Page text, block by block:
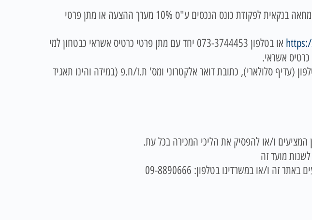
בצירוף המחאה בנקאית לפקודת כונס הנכסים ע"ס 10% מערך ההצעה או מתן פרטי
או בטלפון 073-3744453 יחד עם מתן פרטי כרטיס אשראי כבטחון למי
אשראי.
(עדיף סלולארי), כתובת דואר אלקטרוני ומס' ת.ז/ח.פ (במידה והינו תאגיד
ו/או להפסיק את הליכי המכירה בכל עת.
מועד זה
ו/או במשרדינו בטלפון: 09-8890666